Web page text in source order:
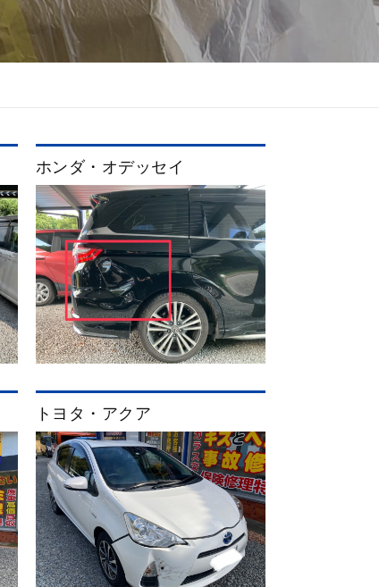
ホンダ・オデッセイ
トヨタ・アクア